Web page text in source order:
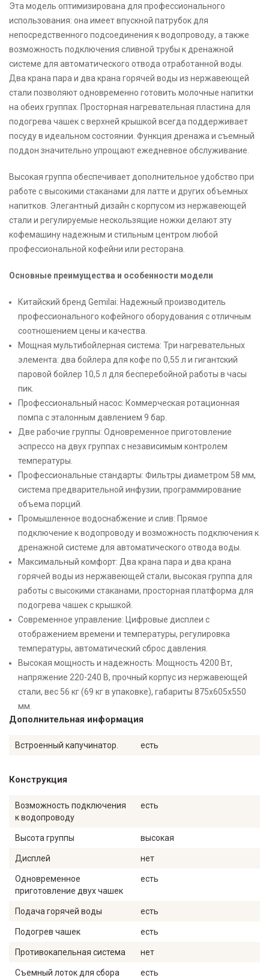
Эта модель оптимизирована для профессионального
использования: она имеет впускной патрубок для
непосредственного подсоединения к водопроводу, а также
возможность подключения сливной трубы к дренажной
системе для автоматического отвода отработанной воды.
Два крана пара и два крана горячей воды из нержавеющей
стали позволяют одновременно готовить молочные напитки
на обеих группах. Просторная нагревательная пластина для
подогрева чашек с верхней крышкой всегда поддерживает
посуду в идеальном состоянии. Функция дренажа и съемный
поддон значительно упрощают ежедневное обслуживание.
Высокая группа обеспечивает дополнительное удобство при
работе с высокими стаканами для латте и других объемных
напитков. Элегантный дизайн с корпусом из нержавеющей
стали и регулируемые нескользящие ножки делают эту
кофемашину надежным и стильным центром любой
профессиональной кофейни или ресторана.
Основные преимущества и особенности модели
Китайский бренд Gemilai: Надежный производитель
профессионального кофейного оборудования с отличным
соотношением цены и качества.
Мощная мультибойлерная система: Три нагревательных
элемента: два бойлера для кофе по 0,55 л и гигантский
паровой бойлер 10,5 л для бесперебойной работы в часы
пик.
Профессиональный насос: Коммерческая ротационная
помпа с эталонным давлением 9 бар.
Две рабочие группы: Одновременное приготовление
эспрессо на двух группах с независимым контролем
температуры.
Профессиональные стандарты: Фильтры диаметром 58 мм,
система предварительной инфузии, программирование
объема порций.
Промышленное водоснабжение и слив: Прямое
подключение к водопроводу и возможность подключения к
дренажной системе для автоматического отвода воды.
Максимальный комфорт: Два крана пара и два крана
горячей воды из нержавеющей стали, высокая группа для
работы с высокими стаканами, просторная платформа для
подогрева чашек с крышкой.
Современное управление: Цифровые дисплеи с
отображением времени и температуры, регулировка
температуры, автоматический сброс давления.
Высокая мощность и надежность: Мощность 4200 Вт,
напряжение 220-240 В, прочный корпус из нержавеющей
стали, вес 56 кг (69 кг в упаковке), габариты 875x605x550
мм.
Дополнительная информация
Встроенный капучинатор. есть
Конструкция
Возможность подключения
к водопроводу
есть
Высота группы высокая
Дисплей нет
Одновременное
приготовление двух чашек
есть
Подача горячей воды есть
Подогрев чашек есть
Противокапельная система нет
Съемный лоток для сбора
есть